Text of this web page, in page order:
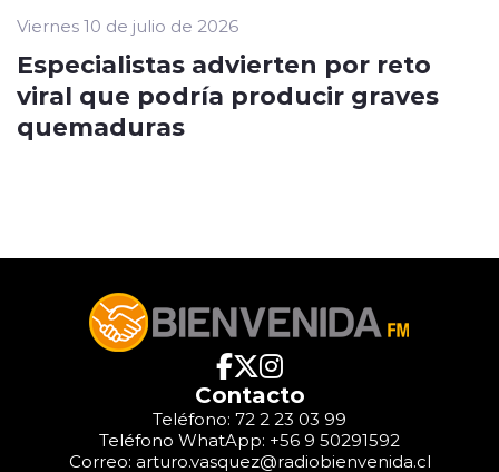
Viernes 10 de julio de 2026
Especialistas advierten por reto
viral que podría producir graves
quemaduras
Contacto
Teléfono: 72 2 23 03 99
Teléfono WhatApp: +56 9 50291592
Correo: arturo.vasquez@radiobienvenida.cl